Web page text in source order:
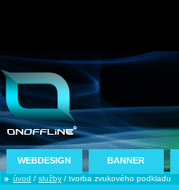
WEBDESIGN BANNER
úvod / služby / tvorba zvukového podkladu